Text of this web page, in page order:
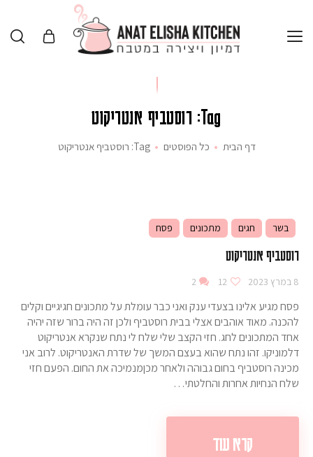
Tag: רוסטביף אנטריקוט
דף הבית כל הפוסטים Tag: רוסטביף אנטריקוט
בשר חגים מתכונים פסח
רוסטביף אנטריקוט
8 במרץ 2023 12
2
פסח מגיע אלינו בצעדי ענק ואני כבר עומלת על מתכונים חגיגיים וקלים
להכנה. מאוד אוהבים אצלי בבית רוסטביף ולכן זה היה ברור שזה יהיה
אחד המתכונים לחג. חזי הקצב שלי שלח לי נתח שנקרא אנטריקוט
דלמוניקו. זהו נתח שהוא בעצם המשך של שדרת האנטריקוט. לרוב אני
מכינה רוסטביף בחום גבוהה ולאחר מכןמנמיכה את החום. הפעם חזי
שלח הנחיות אחרות והחלטתי…
קרא עוד